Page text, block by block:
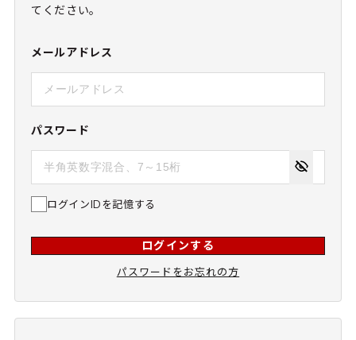
てください。
メールアドレス
パスワード
ログインIDを記憶する
ログインする
パスワードをお忘れの方